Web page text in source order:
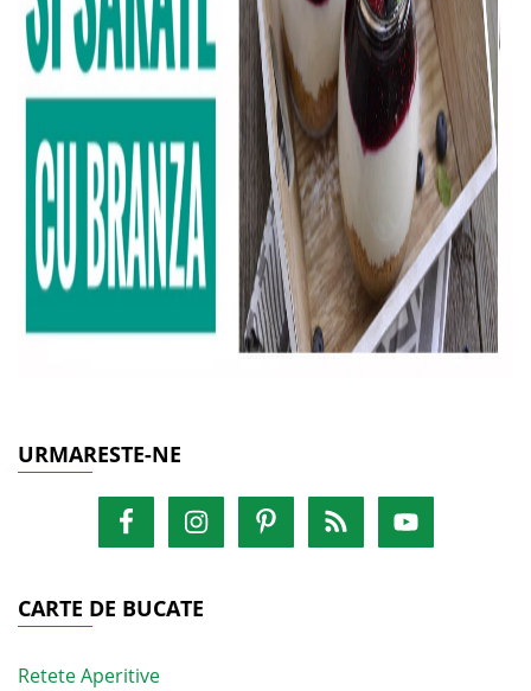
URMARESTE-NE
CARTE DE BUCATE
Retete Aperitive